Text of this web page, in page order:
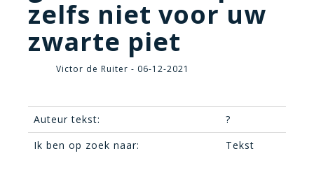
zelfs niet voor uw
zwarte piet
Victor de Ruiter - 06-12-2021
Auteur tekst:
?
Ik ben op zoek naar:
Tekst